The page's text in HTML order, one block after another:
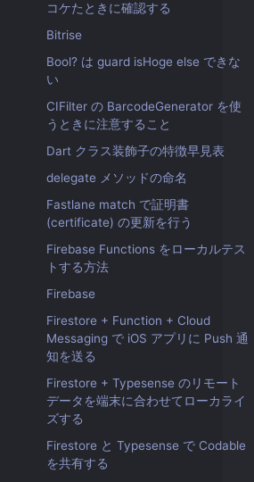
コケたときに確認する
Bitrise
Bool? は guard isHoge else できな
い
CIFilter の BarcodeGenerator を使
うときに注意すること
Dart クラス装飾子の特徴早見表
delegate メソッドの命名
Fastlane match で証明書
(certificate) の更新を行う
Firebase Functions をローカルテス
トする方法
Firebase
Firestore + Function + Cloud
Messaging で iOS アプリに Push 通
知を送る
Firestore + Typesense のリモート
データを端末に合わせてローカライ
ズする
Firestore と Typesense で Codable
を共有する